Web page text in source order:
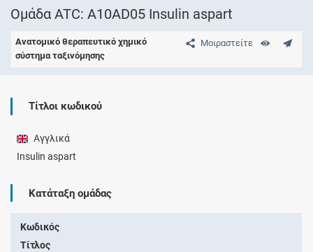
Ομάδα ATC: A10AD05 Insulin aspart
Μοιραστείτε
Ανατομικό θεραπευτικό χημικό
σύστημα ταξινόμησης
Τίτλοι κωδικού
Αγγλικά
Insulin aspart
Κατάταξη ομάδας
Κωδικός
Τίτλος